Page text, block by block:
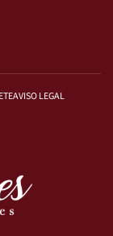
AVISO LEGAL